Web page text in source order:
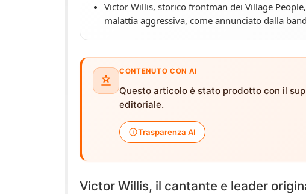
Victor Willis, storico frontman dei Village
malattia aggressiva, come annunciato dalla
CONTENUTO CON AI
Questo articolo è stato prodotto con il
editoriale.
Trasparenza AI
Victor Willis, il cantante e leader